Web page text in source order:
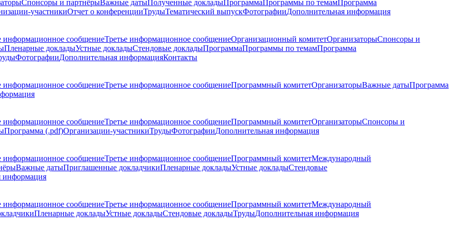
Спонсоры и партнёрыВажные датыПолученные докладыПрограммаПрограммы по темамПрограмма
участникиОтчет о конференцииТрудыТематический выпускФотографииДополнительная информация
информационное сообщениеТретье информационное сообщениеОрганизационный комитетОрганизаторыСпонсоры и
Пленарные докладыУстные докладыСтендовые докладыПрограммаПрограммы по темамПрограмма
ФотографииДополнительная информацияКонтакты
информационное сообщениеТретье информационное сообщениеПрограммный комитетОрганизаторыВажные датыПрограмма
информационное сообщениеТретье информационное сообщениеПрограммный комитетОрганизаторыСпонсоры и
Программа (.pdf)Организации-участникиТрудыФотографииДополнительная информация
информационное сообщениеТретье информационное сообщениеПрограммный комитетМеждународный
Важные датыПриглашенные докладчикиПленарные докладыУстные докладыСтендовые
информация
информационное сообщениеТретье информационное сообщениеПрограммный комитетМеждународный
Пленарные докладыУстные докладыСтендовые докладыТрудыДополнительная информация